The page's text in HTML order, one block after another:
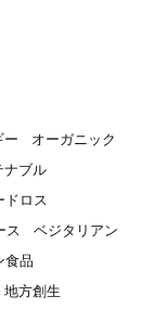
ー
オーガニック
ナブル
ドロス
ス
ベジタリアン
食品
地方創生